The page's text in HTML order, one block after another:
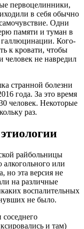
первоцелинники,
в себя обычно
Одни
памяти и туман в
галлюцинации. Кого-
к кровати, чтобы
человек не навредил
странной болезни
года. За это время
человек. Некоторые
раз.
райбольницы
алкогольного или
но эта версия не
на различные
воспалительных
не было.
и там)